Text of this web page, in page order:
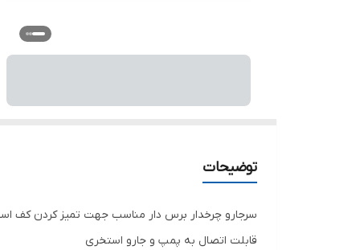
توضیحات
سرجارو چرخدار برس دار مناسب جهت تمیز کردن کف
قابلت اتصال به پمپ و جارو استخری